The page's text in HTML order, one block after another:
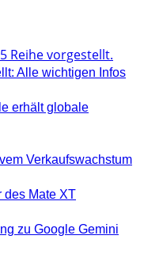
Alle wichtigen Infos
erhält globale
Verkaufswachstum
des Mate XT
zu Google Gemini